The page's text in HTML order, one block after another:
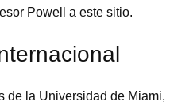
Powell a este sitio.
de la Universidad de Miami,